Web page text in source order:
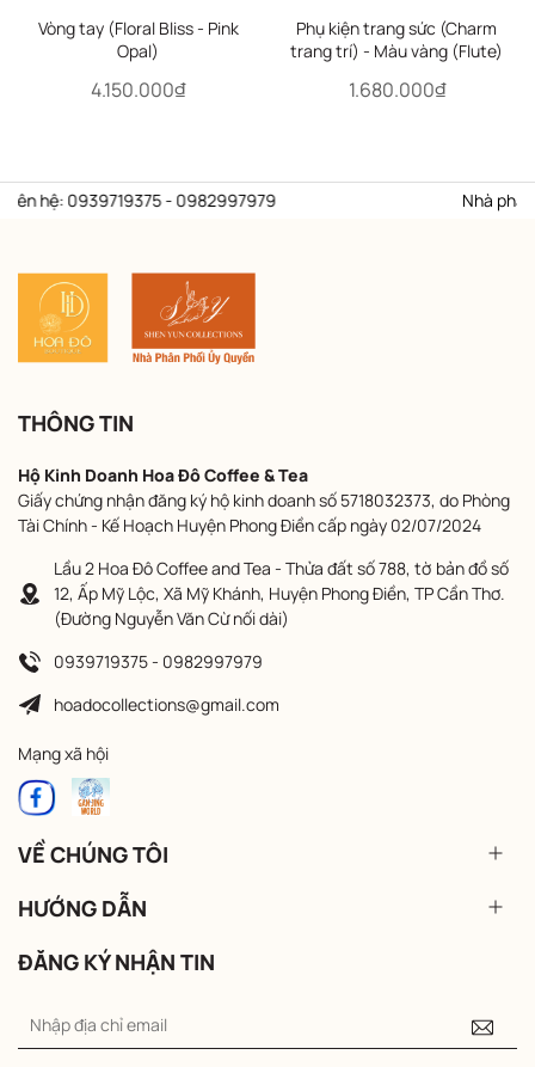
Vòng tay (Floral Bliss - Pink
Opal)
4.150.000₫
Phụ kiện trang sức (Charm
trang trí) - Màu vàng (Flute)
1.680.000₫
hệ: 0939719375 - 0982997979 Nhà phân
THÔNG TIN
Hộ Kinh Doanh Hoa Đô Coffee & Tea
Giấy chứng nhận đăng ký hộ kinh doanh số 5718032373, do Phòng
Tài Chính - Kế Hoạch Huyện Phong Điền cấp ngày 02/07/2024
Lầu 2 Hoa Đô Coffee and Tea - Thửa đất số 788, tờ bản đồ số
12, Ấp Mỹ Lộc, Xã Mỹ Khánh, Huyện Phong Điền, TP Cần Thơ.
(Đường Nguyễn Văn Cừ nối dài)
0939719375 - 0982997979
hoadocollections@gmail.com
Mạng xã hội
VỀ CHÚNG TÔI
HƯỚNG DẪN
ĐĂNG KÝ NHẬN TIN